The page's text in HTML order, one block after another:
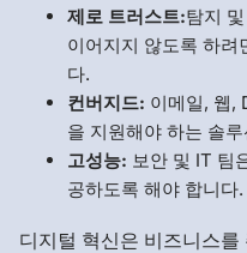
제로 트러스트:탐지
이어지지 않도록 하려
다.
컨버지드: 이메일, 웹,
을 지원해야 하는 솔
고성능: 보안 및 IT 팀
공하도록 해야 합니다.
디지털 혁신은 비즈니스